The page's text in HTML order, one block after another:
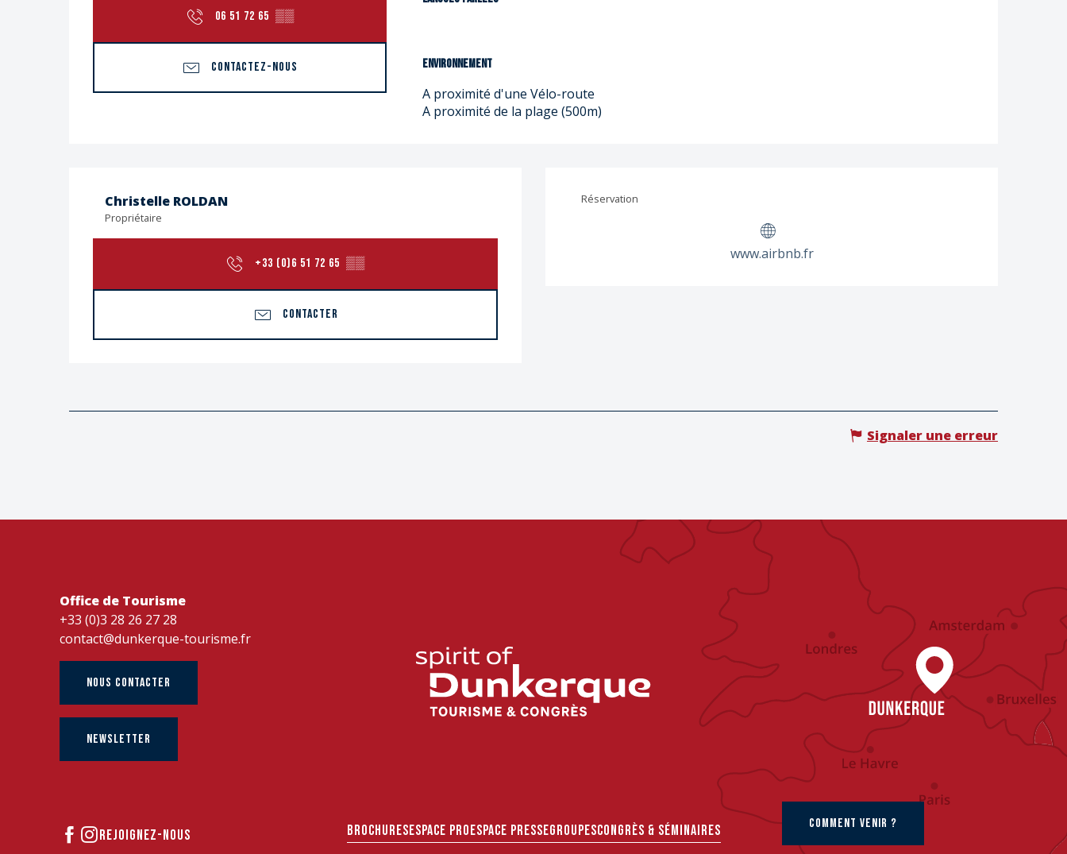
06 51 72 65 ▒▒
CONTACTEZ-NOUS Environnement
Environnement
A proximité d'une Vélo-route
A proximité de la plage (500m)
Christelle ROLDAN
Propriétaire
+33 (0)6 51 72 65 ▒▒
CONTACTER
Réservation
www.airbnb.fr
Signaler une erreur
Office de Tourisme
+33 (0)3 28 26 27 28
contact@dunkerque-tourisme.fr
NOUS CONTACTER
NEWSLETTER
REJOIGNEZ-NOUS BROCHURESESPACE PROESPACE PRESSEGROUPESCONGRÈS & SÉMINAIRES COMMENT VENIR ?